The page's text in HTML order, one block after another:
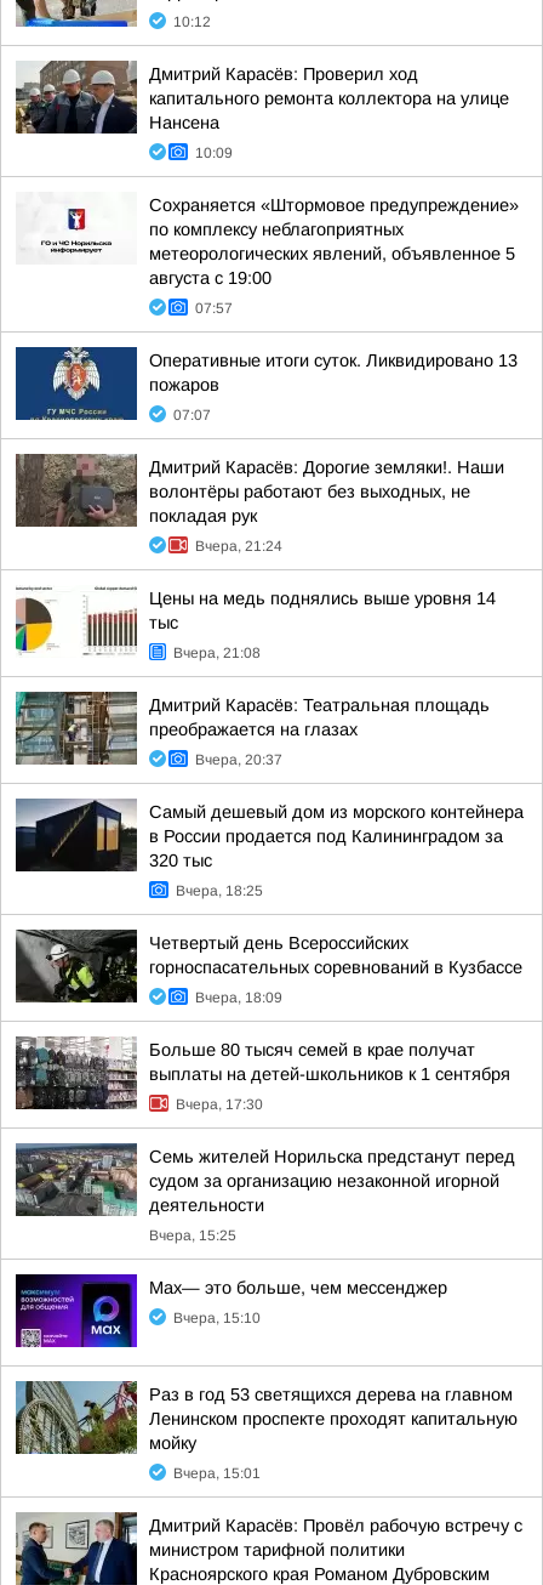
10:12
Дмитрий Карасёв: Проверил ход
капитального ремонта коллектора на улице
Нансена
10:09
Сохраняется «Штормовое предупреждение»
по комплексу неблагоприятных
метеорологических явлений, объявленное 5
августа с 19:00
07:57
Оперативные итоги суток. Ликвидировано 13
пожаров
07:07
Дмитрий Карасёв: Дорогие земляки!. Наши
волонтёры работают без выходных, не
покладая рук
Вчера, 21:24
Цены на медь поднялись выше уровня 14
тыс
Вчера, 21:08
Дмитрий Карасёв: Театральная площадь
преображается на глазах
Вчера, 20:37
Самый дешевый дом из морского контейнера
в России продается под Калининградом за
320 тыс
Вчера, 18:25
Четвертый день Всероссийских
горноспасательных соревнований в Кузбассе
Вчера, 18:09
Больше 80 тысяч семей в крае получат
выплаты на детей-школьников к 1 сентября
Вчера, 17:30
Семь жителей Норильска предстанут перед
судом за организацию незаконной игорной
деятельности
Вчера, 15:25
Max— это больше, чем мессенджер
Вчера, 15:10
Раз в год 53 светящихся дерева на главном
Ленинском проспекте проходят капитальную
мойку
Вчера, 15:01
Дмитрий Карасёв: Провёл рабочую встречу с
министром тарифной политики
Красноярского края Романом Дубровским